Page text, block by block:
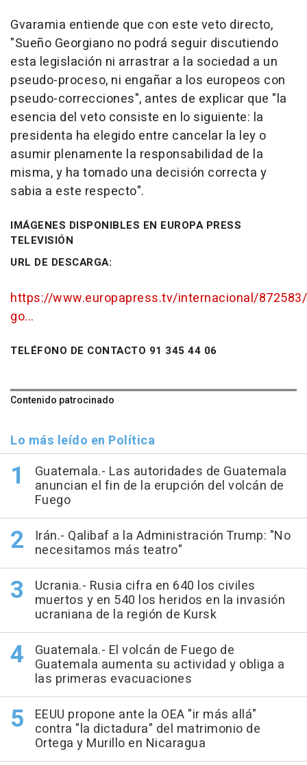
Gvaramia entiende que con este veto directo,
"Sueño Georgiano no podrá seguir discutiendo
esta legislación ni arrastrar a la sociedad a un
pseudo-proceso, ni engañar a los europeos con
pseudo-correcciones", antes de explicar que "la
esencia del veto consiste en lo siguiente: la
presidenta ha elegido entre cancelar la ley o
asumir plenamente la responsabilidad de la
misma, y ha tomado una decisión correcta y
sabia a este respecto".
IMÁGENES DISPONIBLES EN EUROPA PRESS
TELEVISIÓN
URL DE DESCARGA:
https://www.europapress.tv/internacional/
go...
TELÉFONO DE CONTACTO 91 345 44 06
Contenido patrocinado
Lo más leído en Política
Guatemala.- Las autoridades de Guatemala
anuncian el fin de la erupción del volcán de
Fuego
Irán.- Qalibaf a la Administración Trump: "No
necesitamos más teatro"
Ucrania.- Rusia cifra en 640 los civiles
muertos y en 540 los heridos en la invasión
ucraniana de la región de Kursk
Guatemala.- El volcán de Fuego de
Guatemala aumenta su actividad y obliga a
las primeras evacuaciones
EEUU propone ante la OEA "ir más allá"
contra "la dictadura" del matrimonio de
Ortega y Murillo en Nicaragua